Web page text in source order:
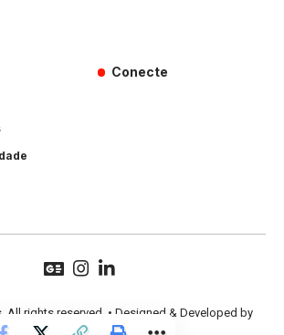
Conecte
All rights reserved. • Designed & Developed by